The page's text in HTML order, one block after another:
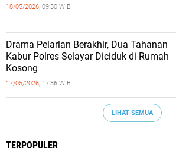
18/05/2026, 09:30 WIB
Drama Pelarian Berakhir, Dua Tahanan
Kabur Polres Selayar Diciduk di Rumah
Kosong
17/05/2026, 17:36 WIB
LIHAT SEMUA
TERPOPULER